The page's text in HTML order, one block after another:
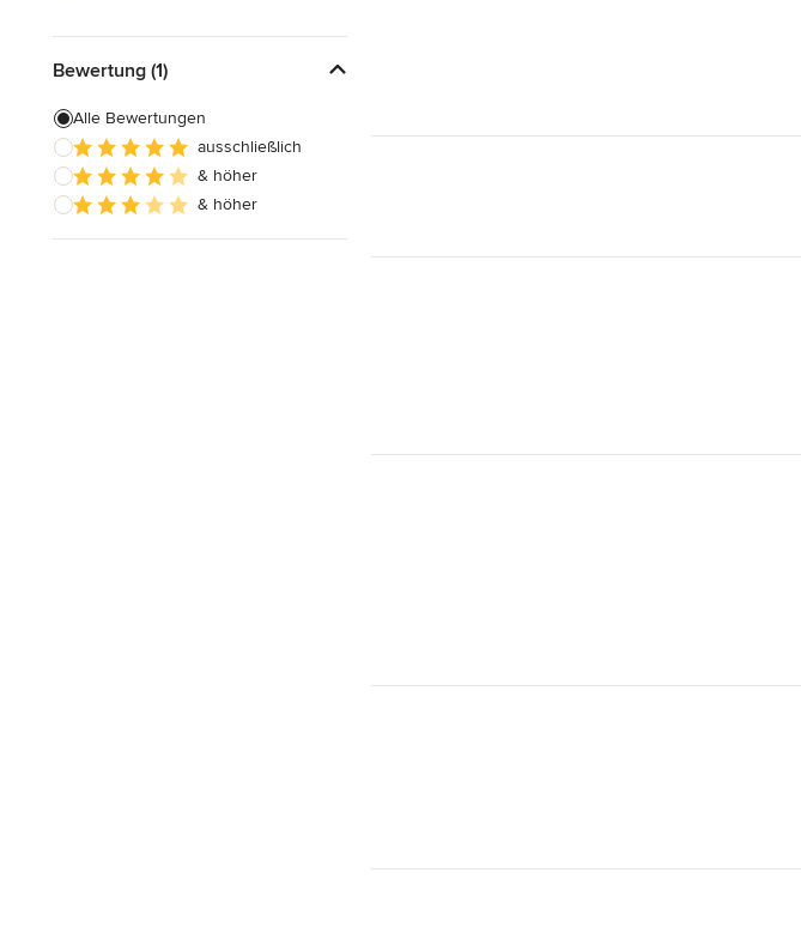
Fugenlose Wände
Alle anzeigen
Bewertung (1)
Alle Bewertungen
ausschließlich
& höher
& höher